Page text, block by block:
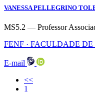
VANESSA PELLEGRINO
MS5.2 — Professor
FENF · FACULDADE
E-mail
<<
1